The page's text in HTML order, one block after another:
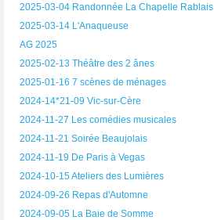
2025-03-04 Randonnée La Chapelle Rablais
2025-03-14 L'Anaqueuse
AG 2025
2025-02-13 Théâtre des 2 ânes
2025-01-16 7 scènes de ménages
2024-14*21-09 Vic-sur-Cère
2024-11-27 Les comédies musicales
2024-11-21 Soirée Beaujolais
2024-11-19 De Paris à Vegas
2024-10-15 Ateliers des Lumières
2024-09-26 Repas d'Automne
2024-09-05 La Baie de Somme